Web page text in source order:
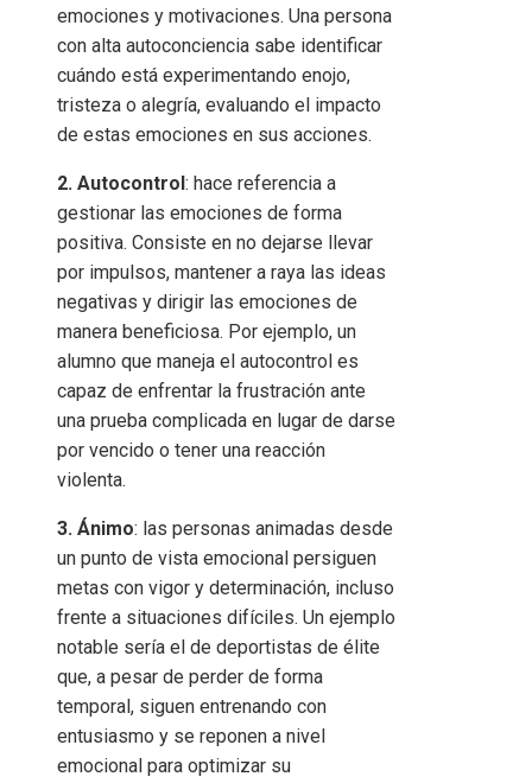
emociones y motivaciones. Una persona
con alta autoconciencia sabe identificar
cuándo está experimentando enojo,
tristeza o alegría, evaluando el impacto
de estas emociones en sus acciones.
2. Autocontrol : hace referencia a
gestionar las emociones de forma
positiva. Consiste en no dejarse llevar
por impulsos, mantener a raya las ideas
negativas y dirigir las emociones de
manera beneficiosa. Por ejemplo, un
alumno que maneja el autocontrol es
capaz de enfrentar la frustración ante
una prueba complicada en lugar de darse
por vencido o tener una reacción
violenta.
3. Ánimo: las personas animadas desde
un punto de vista emocional persiguen
metas con vigor y determinación, incluso
frente a situaciones difíciles. Un ejemplo
notable sería el de deportistas de élite
que, a pesar de perder de forma
temporal, siguen entrenando con
entusiasmo y se reponen a nivel
emocional para optimizar su